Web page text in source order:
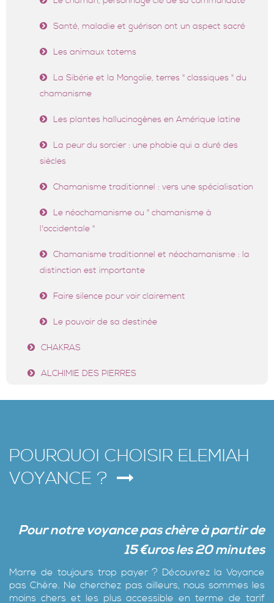
Santé, maladie et guérison ont un aspect sacré
Les animaux totems
La Sibérie et la Mongolie, terres " classiques " du
chamanisme
Les plantes hallucinogènes en Amérique latine
La peur du sorcier : une phobie qui a duré des
siècles
Chamanisme traditionnel : vers une spécialisation
Le néochamanisme ou " chamanisme à
l'occidentale "
Chamanisme traditionnel et néochamanisme : la
distinction est importante
Faire silence pour voir clairement
Le pouvoir de sa destinée
CHAKRAS
ALCHIMIE DES PIERRES
POURQUOI CHOISIR ELEMIAH
VOYANCE ?
Pour notre voyancepaschère à partir de
15 €uros les 20 minutes
Marre de toujours trop payer ? Découvrez la Voyance
pas Chère‎. Ne cherchez pas ailleurs, nous sommes les
moins chers et les plus accessible en terme de tarif